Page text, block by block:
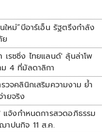
อาร์เอ็น รัฐตรึงกำลัง
รซซิ่ง ไทยแลนด์' ลุ้นล่าโพ
ม 4 ที่มัลดาลิกา
วจคลินิกเสริมความงาม ย้ำ
ยจริง
แจ้งกำหนดการสวดอภิธรรม
ปนกิจ 11 ส.ค.